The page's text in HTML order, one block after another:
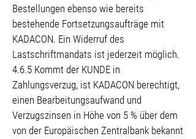
Bestellungen ebenso wie bereits
bestehende Fortsetzungsaufträge mit
KADACON. Ein Widerruf des
Lastschriftmandats ist jederzeit möglich.
4.6.5 Kommt der KUNDE in
Zahlungsverzug, ist KADACON berechtigt,
einen Bearbeitungsaufwand und
Verzugszinsen in Höhe von 5 % über dem
von der Europäischen Zentralbank bekannt